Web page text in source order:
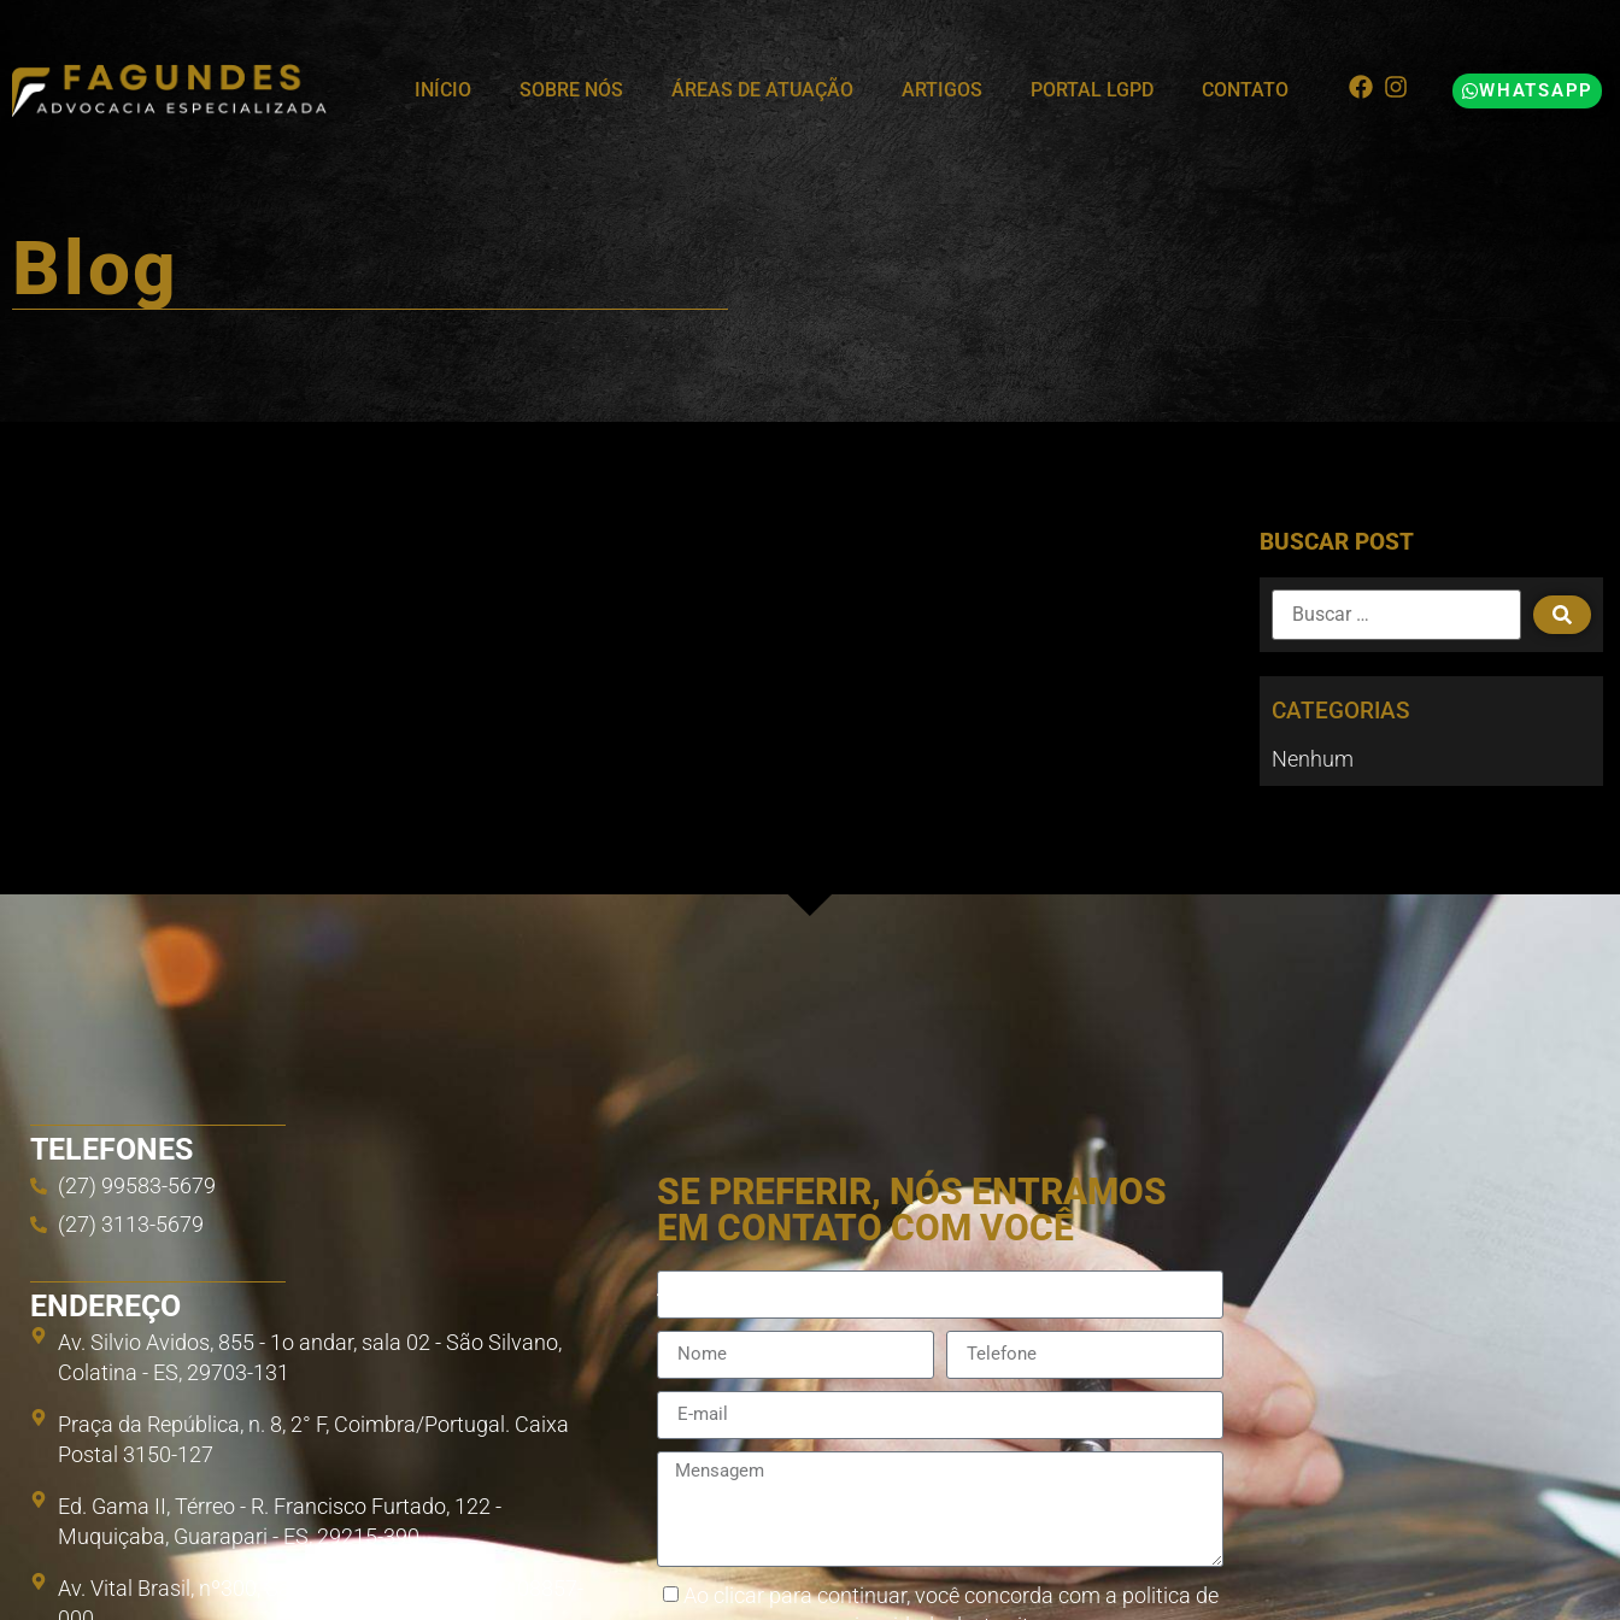
INÍCIO SOBRE NÓS ÁREAS DE ATUAÇÃO ARTIGOS PORTAL LGPD CONTATO WHATSAPP
Blog
BUSCAR POST
CATEGORIAS
Nenhum
TELEFONES
(27) 99583-5679
(27) 3113-5679
ENDEREÇO
Av. Silvio Avidos, 855 - 1o andar, sala 02 - São Silvano,
Colatina - ES, 29703-131
Praça da República, n. 8, 2° F, Coimbra/Portugal. Caixa
Postal 3150-127
Ed. Gama II, Térreo - R. Francisco Furtado, 122 -
Muquiçaba, Guarapari - ES, 29215-390
Av. Vital Brasil, nº300, Sala 1. Poá, São Paulo/SP. 08857-
SE PREFERIR, NÓS ENTRAMOS
EM CONTATO COM VOCÊ
Ao clicar para continuar, você concorda com a politica de